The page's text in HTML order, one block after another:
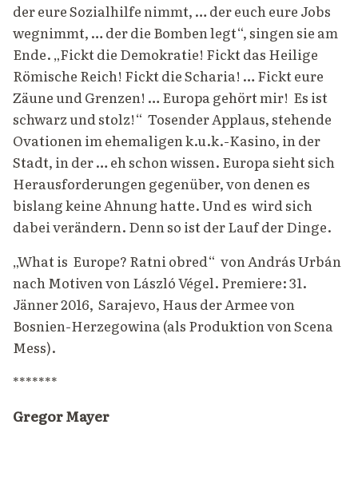
der eure Sozialhilfe nimmt, … der euch eure Jobs
wegnimmt, … der die Bomben legt“, singen sie am
Ende. „Fickt die Demokratie! Fickt das Heilige
Römische Reich! Fickt die Scharia! … Fickt eure
Zäune und Grenzen! … Europa gehört mir! Es ist
schwarz und stolz!“ Tosender Applaus, stehende
Ovationen im ehemaligen k.u.k.-Kasino, in der
Stadt, in der … eh schon wissen. Europa sieht sich
Herausforderungen gegenüber, von denen es
bislang keine Ahnung hatte. Und es wird sich
dabei verändern. Denn so ist der Lauf der Dinge.
„What is Europe? Ratni obred“ von András Urbán
nach Motiven von László Végel. Premiere: 31.
Jänner 2016, Sarajevo, Haus der Armee von
Bosnien-Herzegowina (als Produktion von Scena
Mess).
*******
Gregor Mayer